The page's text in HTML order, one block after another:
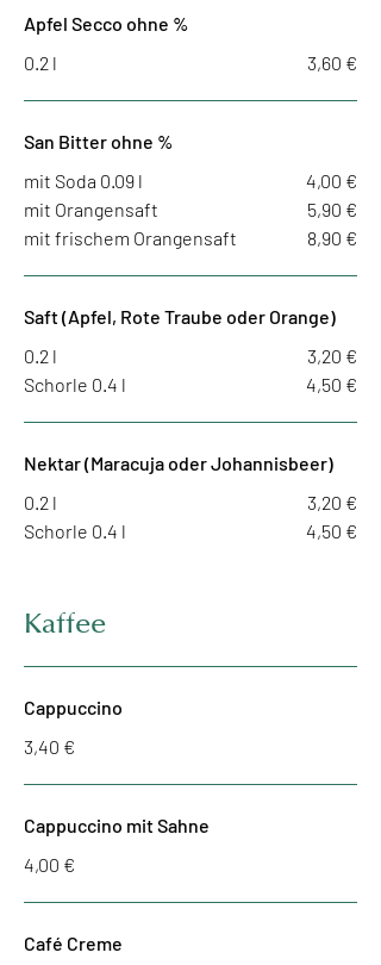
Apfel Secco ohne %
0.2 l
3,60 €
San Bitter ohne %
mit Soda 0.09 l
4,00 €
mit Orangensaft
5,90 €
mit frischem Orangensaft
8,90 €
Saft (Apfel, Rote Traube oder Orange)
0.2 l
3,20 €
Schorle 0.4 l
4,50 €
Nektar (Maracuja oder Johannisbeer)
0.2 l
3,20 €
Schorle 0.4 l
4,50 €
Kaffee
Cappuccino
3,40 €
Cappuccino mit Sahne
4,00 €
Café Creme